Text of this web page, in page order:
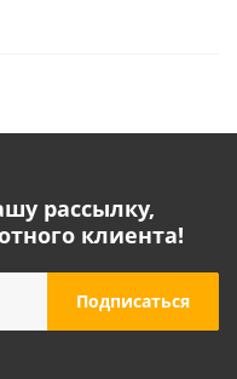
рассылку,
клиента!